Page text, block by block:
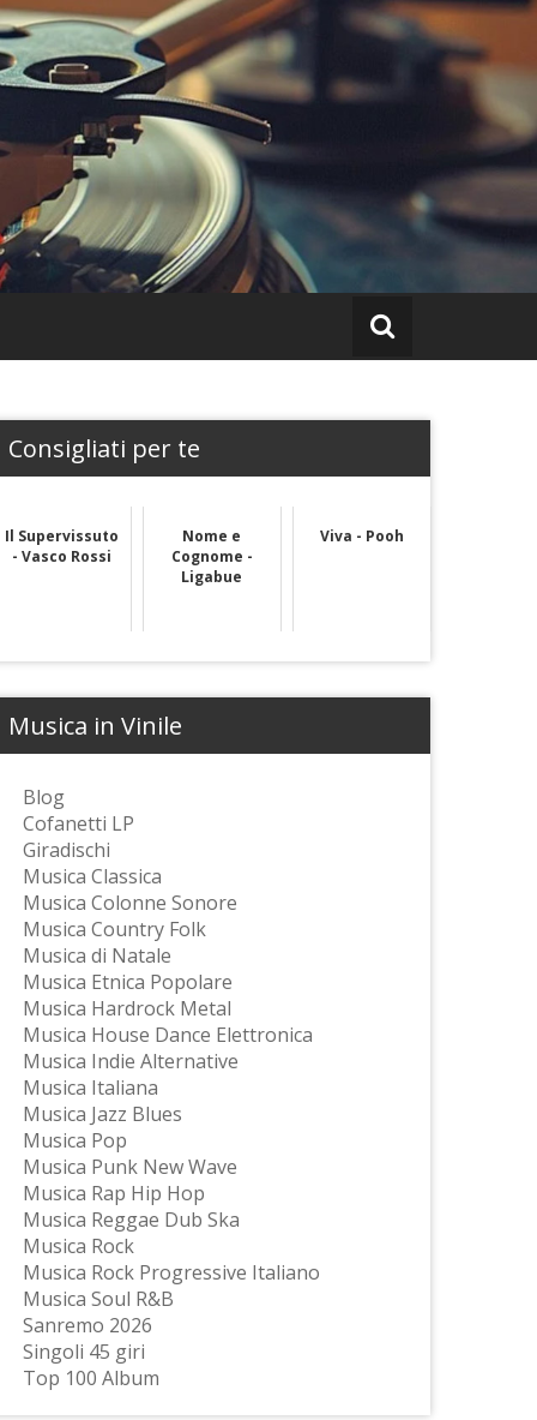
Consigliati per te
Il Supervissuto
- Vasco Rossi
Nome e
Cognome -
Ligabue
Viva - Pooh
Musica in Vinile
Blog
Cofanetti LP
Giradischi
Musica Classica
Musica Colonne Sonore
Musica Country Folk
Musica di Natale
Musica Etnica Popolare
Musica Hardrock Metal
Musica House Dance Elettronica
Musica Indie Alternative
Musica Italiana
Musica Jazz Blues
Musica Pop
Musica Punk New Wave
Musica Rap Hip Hop
Musica Reggae Dub Ska
Musica Rock
Musica Rock Progressive Italiano
Musica Soul R&B
Sanremo 2026
Singoli 45 giri
Top 100 Album